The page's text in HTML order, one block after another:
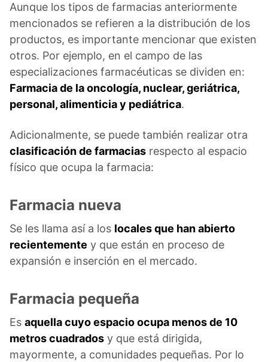
Aunque los tipos de farmacias anteriormente
mencionados se refieren a la distribución de los
productos, es importante mencionar que existen
otros. Por ejemplo, en el campo de las
especializaciones farmacéuticas se dividen en:
Farmacia de la oncología, nuclear, geriátrica,
personal, alimenticia y pediátrica.
Adicionalmente, se puede también realizar otra
clasificación de farmacias respecto al espacio
físico que ocupa la farmacia:
Farmacia nueva
Se les llama así a los locales que han abierto
recientemente y que están en proceso de
expansión e inserción en el mercado.
Farmacia pequeña
Es aquella cuyo espacio ocupa menos de 10
metros cuadrados y que está dirigida,
mayormente, a comunidades pequeñas. Por lo